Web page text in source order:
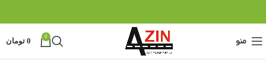
منو 0
0 تومان